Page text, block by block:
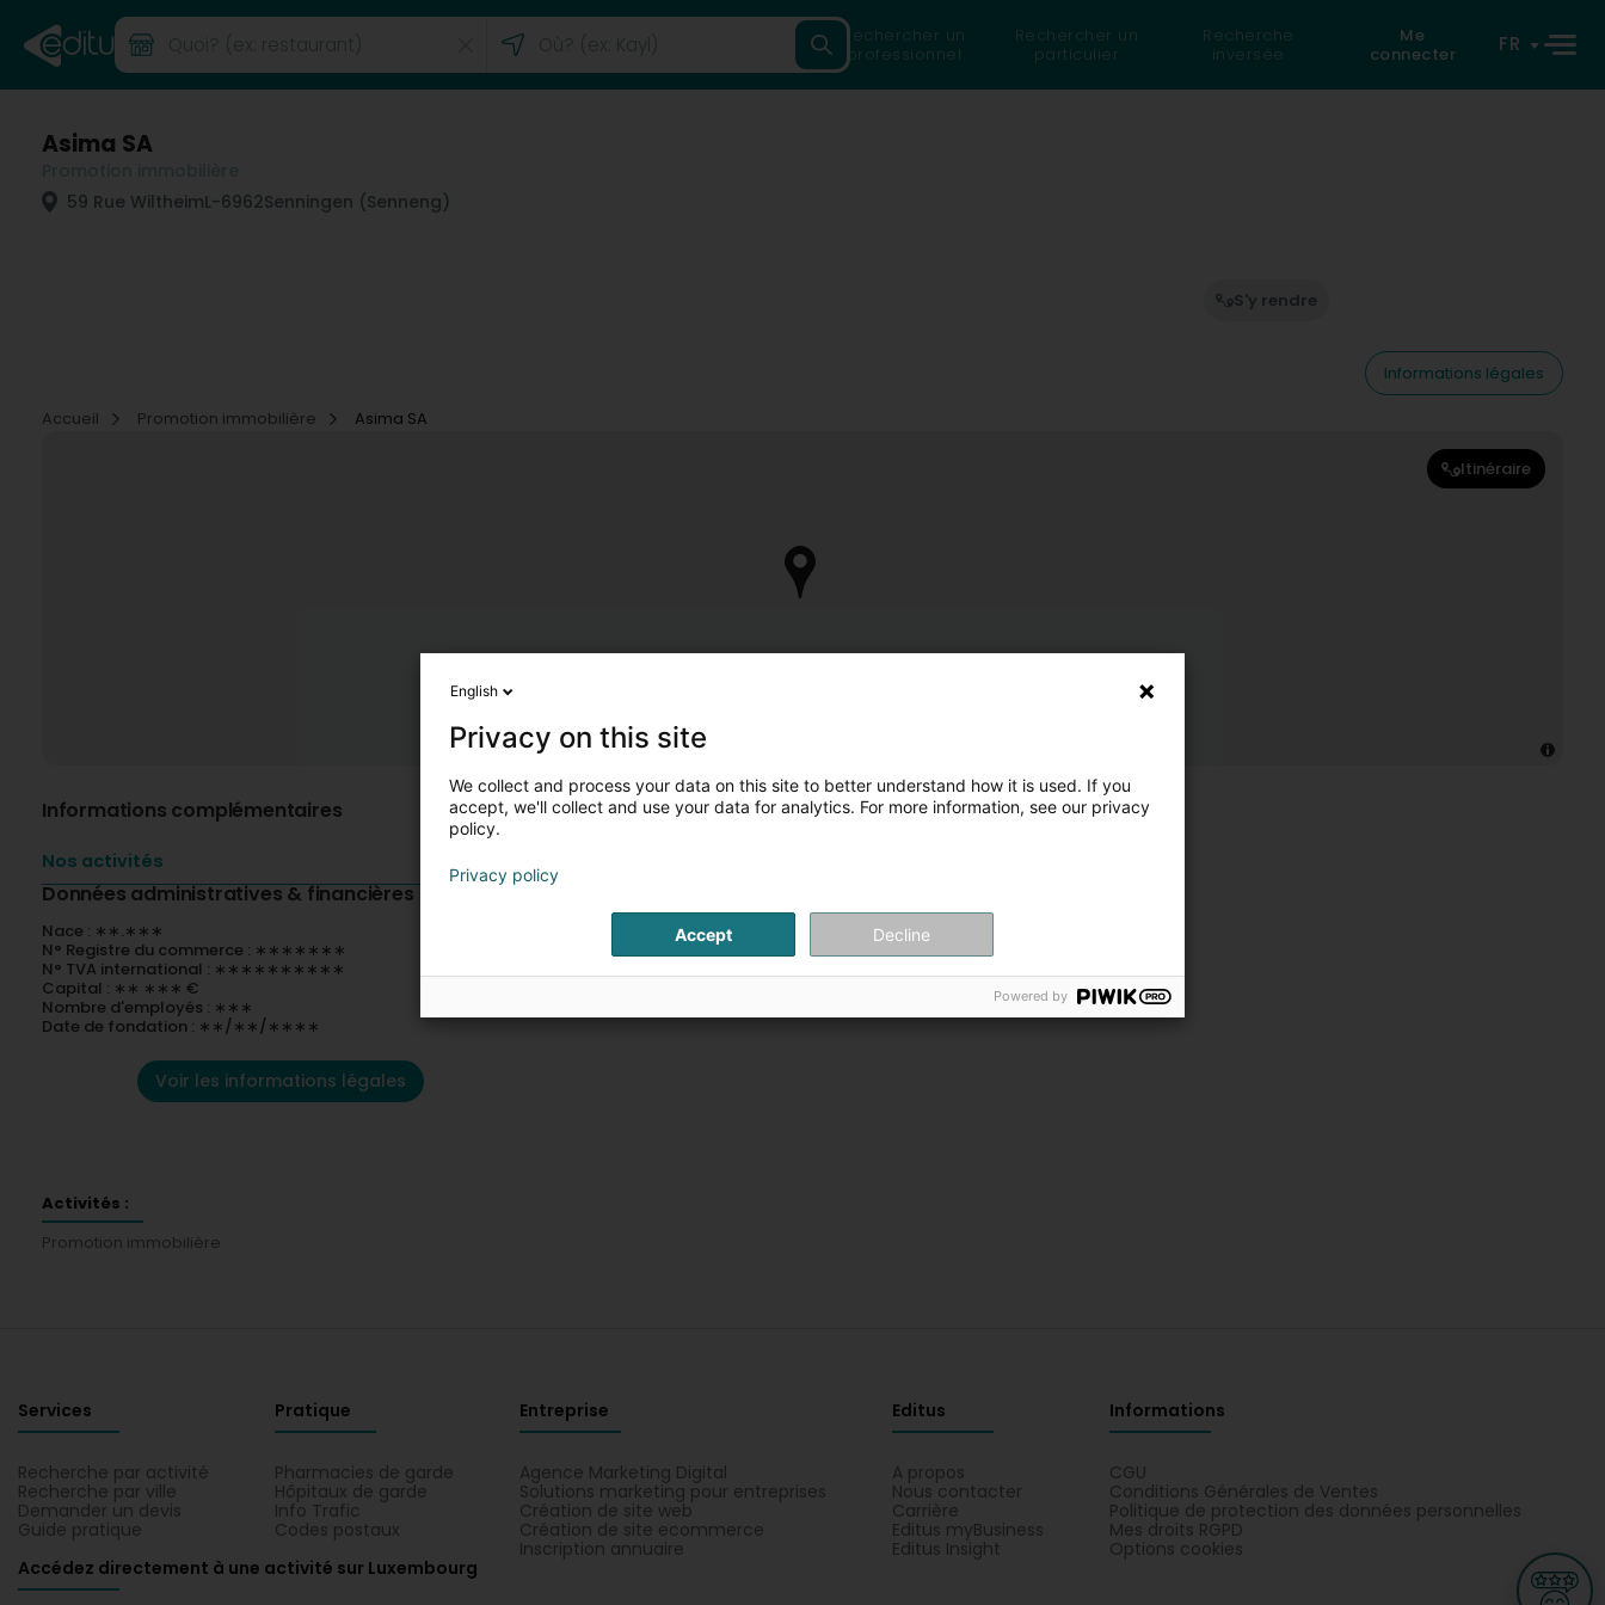
Rechercher un
professionnel
Rechercher un
particulier
Recherche
inversée
Me
connecter
FR
Asima SA
59 Rue WiltheimL-6962Senningen (Senneng)
S'y rendre
Informations légales
Accueil
Promotion immobilière Asima SA
Itinéraire
Informations complémentaires
Nos activités
Données administratives & financières
Nace : ∗∗.∗∗∗
N° Registre du commerce : ∗∗∗∗∗∗∗
N° TVA international : ∗∗∗∗∗∗∗∗∗∗
Capital : ∗∗ ∗∗∗ €
Nombre d'employés : ∗∗∗
Date de fondation : ∗∗/∗∗/∗∗∗∗
Voir les informations légales
Activités :
Promotion immobilière
Services
Recherche par activité
Recherche par ville
Demander un devis
Guide pratique
Pratique
Pharmacies de garde
Hôpitaux de garde
Info Trafic
Codes postaux
Entreprise
Agence Marketing Digital
Solutions marketing pour entreprises
Création de site web
Création de site ecommerce
Inscription annuaire
Editus
A propos
Nous contacter
Carrière
Editus myBusiness
Editus Insight
Informations
CGU
Conditions Générales de Ventes
Politique de protection des données personnelles
Mes droits RGPD
Options cookies
Accédez directement à une activité sur Luxembourg
English
Privacy on this site
We collect and process your data on this site to better understand how it is used. If you
accept, we'll collect and use your data for analytics. For more information, see our privacy
policy.
Privacy policy
Accept Decline
Powered by